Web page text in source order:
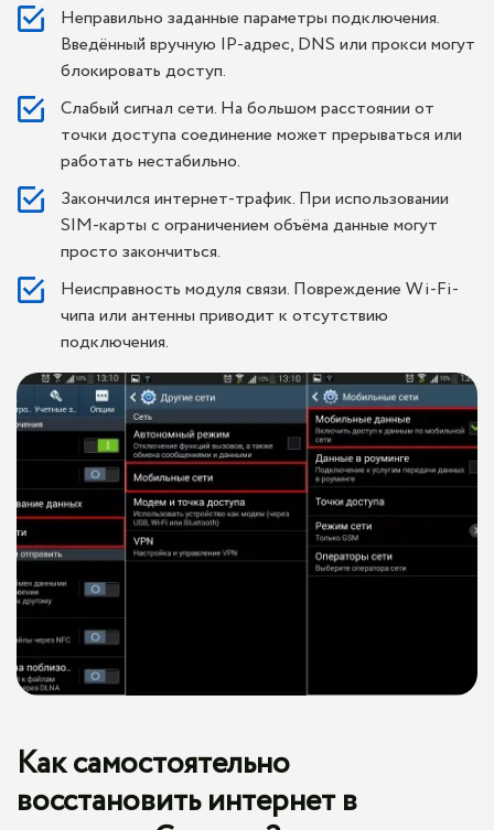
Неправильно заданные параметры подключения.
Введённый вручную IP-адрес, DNS или прокси могут
блокировать доступ.
Слабый сигнал сети. На большом расстоянии от
точки доступа соединение может прерываться или
работать нестабильно.
Закончился интернет-трафик. При использовании
SIM-карты с ограничением объёма данные могут
просто закончиться.
Неисправность модуля связи. Повреждение Wi-Fi-
чипа или антенны приводит к отсутствию
подключения.
Как самостоятельно
восстановить интернет в